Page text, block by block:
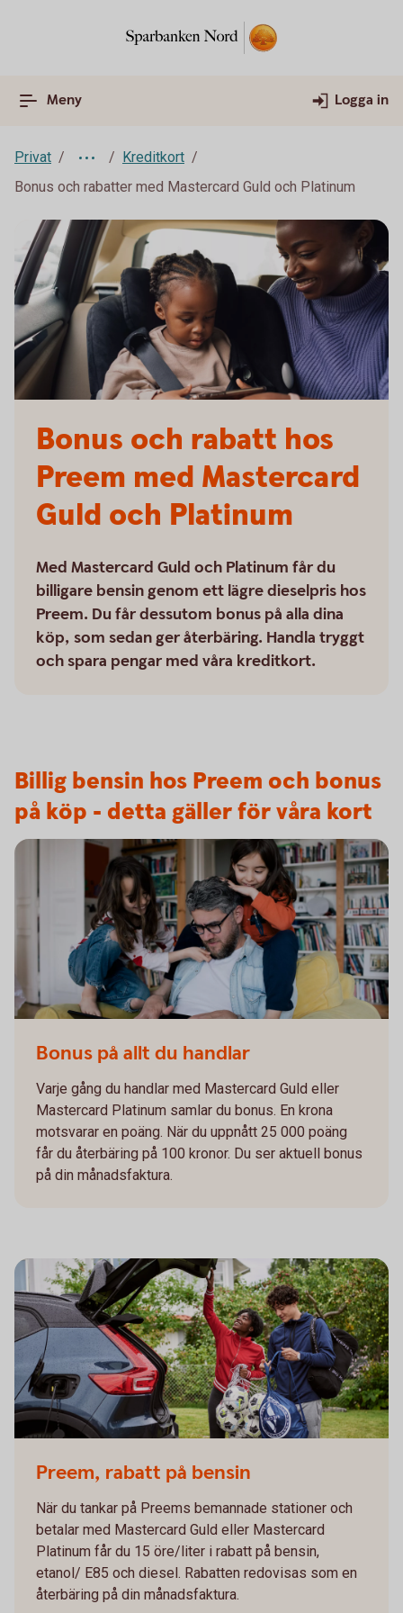
Meny Logga in
Privat
Kreditkort
Bonus och rabatter med Mastercard Guld och Platinum
Bonus och rabatt hos
Preem med Mastercard
Guld och Platinum
Med Mastercard Guld och Platinum får du
billigare bensin genom ett lägre dieselpris hos
Preem. Du får dessutom bonus på alla dina
köp, som sedan ger återbäring. Handla tryggt
och spara pengar med våra kreditkort.
Billig bensin hos Preem och bonus
på köp - detta gäller för våra kort
Bonus på allt du handlar
Varje gång du handlar med Mastercard Guld eller
Mastercard Platinum samlar du bonus. En krona
motsvarar en poäng. När du uppnått 25 000 poäng
får du återbäring på 100 kronor. Du ser aktuell bonus
på din månadsfaktura.
Preem, rabatt på bensin
När du tankar på Preems bemannade stationer och
betalar med Mastercard Guld eller Mastercard
Platinum får du 15 öre/liter i rabatt på bensin,
etanol/ E85 och diesel. Rabatten redovisas som en
återbäring på din månadsfaktura.